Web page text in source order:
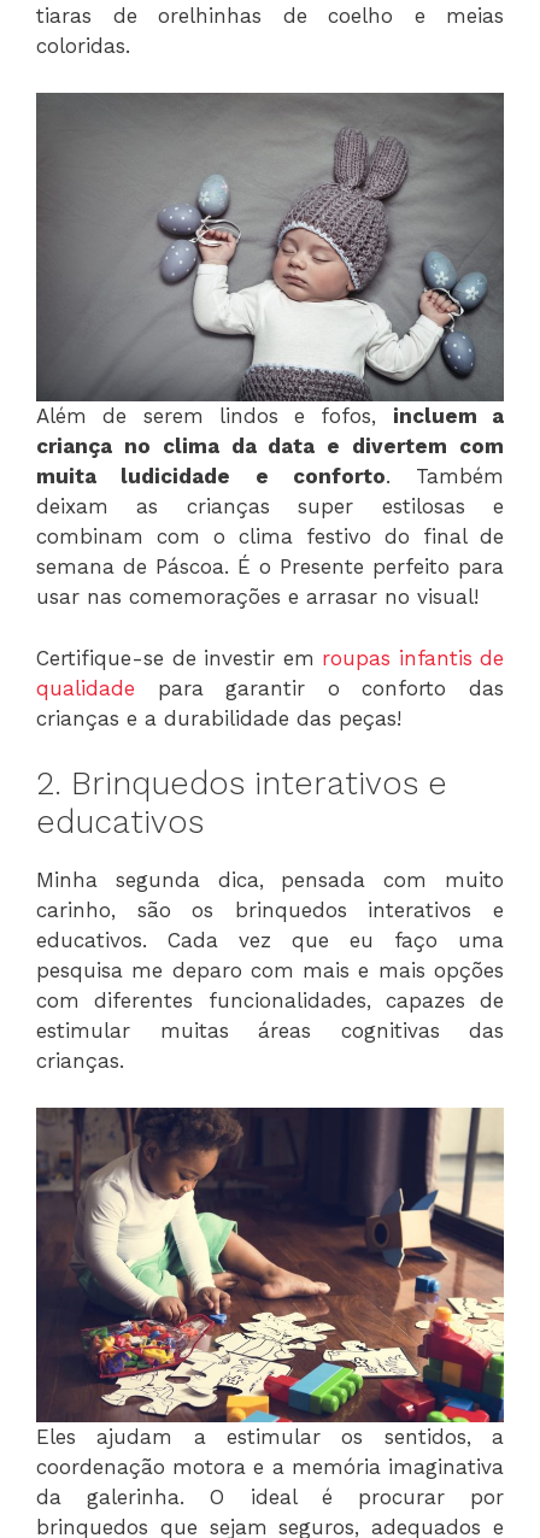
tiaras de orelhinhas de coelho e meias
coloridas.
Além de serem lindos e fofos, incluem a
criança no clima da data e divertem com
muita ludicidade e conforto. Também
deixam as crianças super estilosas e
combinam com o clima festivo do final de
semana de Páscoa. É o Presente perfeito para
usar nas comemorações e arrasar no visual!
Certifique-se de investir em roupas infantis de
qualidade para garantir o conforto das
crianças e a durabilidade das peças!
2. Brinquedos interativos e
educativos
Minha segunda dica, pensada com muito
carinho, são os brinquedos interativos e
educativos. Cada vez que eu faço uma
pesquisa me deparo com mais e mais opções
com diferentes funcionalidades, capazes de
estimular muitas áreas cognitivas das
crianças.
Eles ajudam a estimular os sentidos, a
coordenação motora e a memória imaginativa
da galerinha. O ideal é procurar por
brinquedos que sejam seguros, adequados e